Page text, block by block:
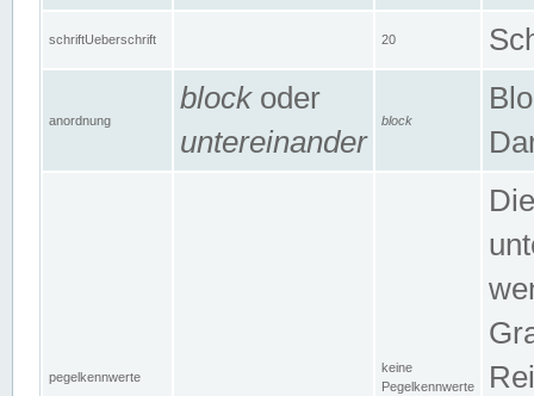
schriftUeberschrift 20
anordnung
blockoder
untereinander
block
pegelkennwerte
keine
Pegelkennwerte